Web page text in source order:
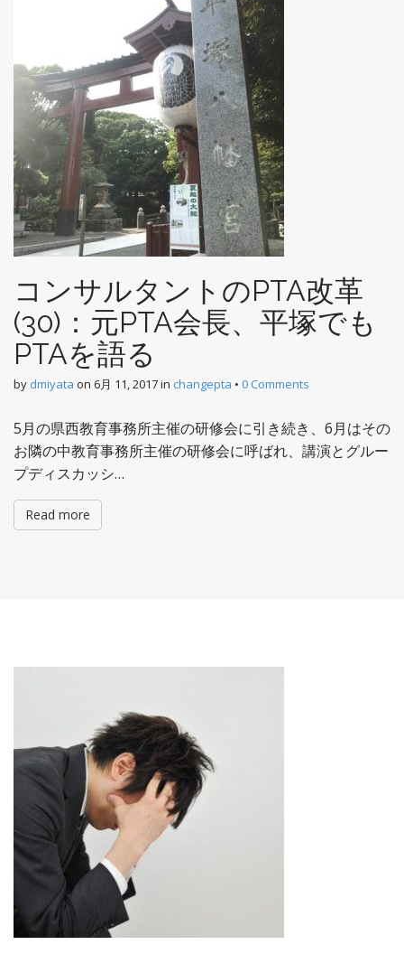
コンサルタントのPTA改革
(30)：元PTA会長、平塚でも
PTAを語る
by dmiyata on 6月 11, 2017in changepta • 0 Comments
5月の県西教育事務所主催の研修会に引き続き、6月はその
お隣の中教育事務所主催の研修会に呼ばれ、講演とグルー
プディスカッシ…
Read more